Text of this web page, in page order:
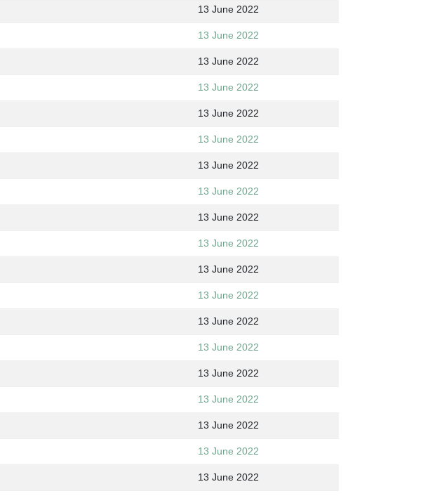
13 June 2022
13 June 2022
13 June 2022
13 June 2022
13 June 2022
13 June 2022
13 June 2022
13 June 2022
13 June 2022
13 June 2022
13 June 2022
13 June 2022
13 June 2022
13 June 2022
13 June 2022
13 June 2022
13 June 2022
13 June 2022
13 June 2022